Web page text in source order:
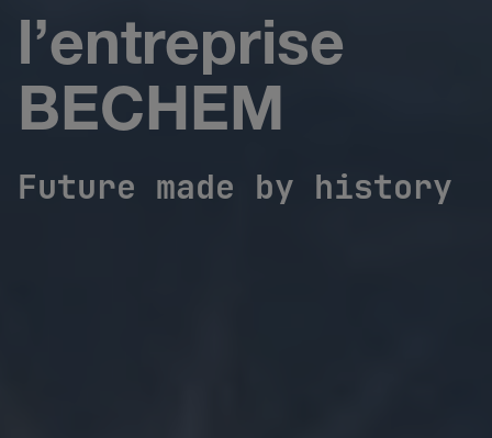
l’entreprise
BECHEM
Future made by history